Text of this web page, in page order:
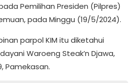
Pemilihan Presiden (Pilpres)
pada Minggu (19/5/2024).
parpol KIM itu diketahui
Waroeng Steak’n Djawa,
Pamekasan.